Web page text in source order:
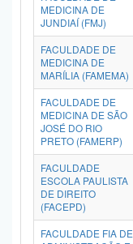
MEDICINA DE
JUNDIAÍ (FMJ)
FACULDADE DE
MEDICINA DE
MARÍLIA (FAMEMA)
FACULDADE DE
MEDICINA DE SÃO
JOSÉ DO RIO
PRETO (FAMERP)
FACULDADE
ESCOLA PAULISTA
DE DIREITO
(FACEPD)
FACULDADE FIA DE